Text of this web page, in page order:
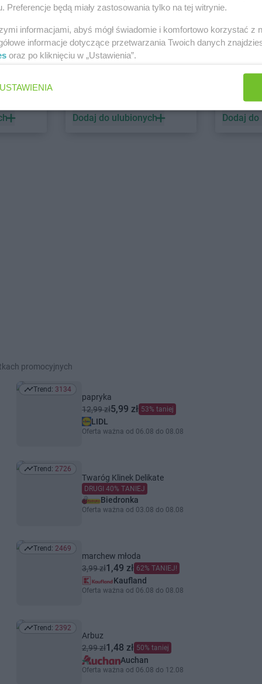
Dodaj do ulubionych
12
Dodaj
promocyjnych
Trend: 3134
Trend: 3134
papryka
12,99 zł5,99 zł 53% taniej
LIDL
Oferta ważna od 06.08 do 08.08
Trend: 2726
Trend: 2726
Twaróg Klinek Delikate
DRUGI 40% TANIEJ
Biedronka
Oferta ważna od 03.08 do 08.08
Trend: 2469
Trend: 2469
marchew młoda
3,99 zł1,49 zł 62% TANIEJ!
Kaufland
Oferta ważna od 06.08 do 08.08
Trend: 2392
Trend: 2392
Arbuz
2,99 zł1,48 zł 50% taniej
Auchan
Oferta ważna od 06.08 do 12.08
Preferencje będą miały zastosowania tylko na tej witrynie.
informacjami, abyś mógł świadomie i komfortowo korzystać z
informacje dotyczące przetwarzania Twoich danych
oraz po kliknięciu w „Ustawienia”.
USTAWIENIA